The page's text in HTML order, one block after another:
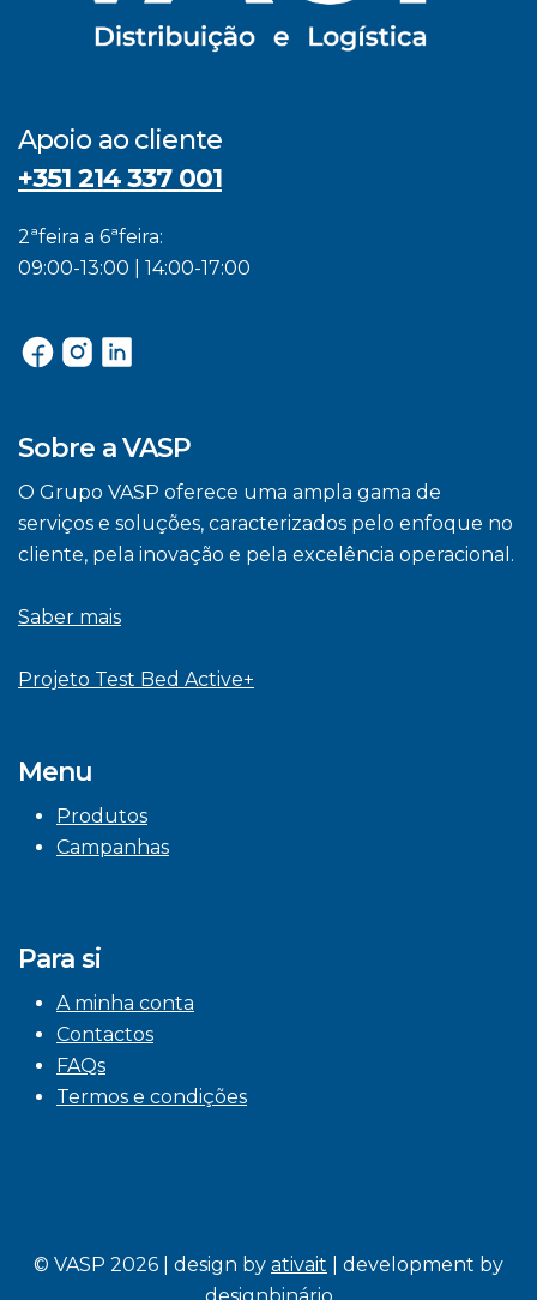
Apoio ao cliente
+351 214 337 001
2ªfeira a 6ªfeira:
09:00-13:00 | 14:00-17:00
Sobre a VASP
O Grupo VASP oferece uma ampla gama de
serviços e soluções, caracterizados pelo enfoque no
cliente, pela inovação e pela excelência operacional.
Saber mais
Projeto Test Bed Active+
Menu
Produtos
Campanhas
Para si
A minha conta
Contactos
FAQs
Termos e condições
© VASP 2026 | design by ativait | development by